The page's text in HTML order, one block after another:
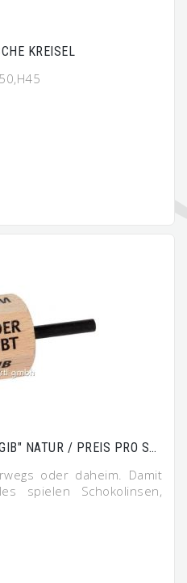
KREISEL
NATUR / PREIS PRO S…
oder daheim. Damit
spielen Schokolinsen,